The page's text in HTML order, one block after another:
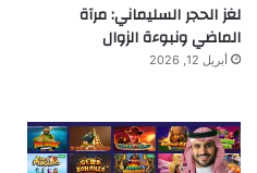
لغز الحجر السليماني: مرآة
الماضي ونبوءة الزوال
أبريل 12, 2026